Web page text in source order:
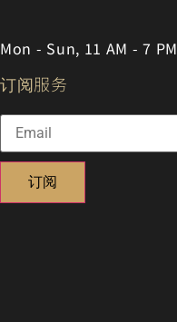
Mon - Sun, 11 AM - 7 PM
订阅服务
订阅